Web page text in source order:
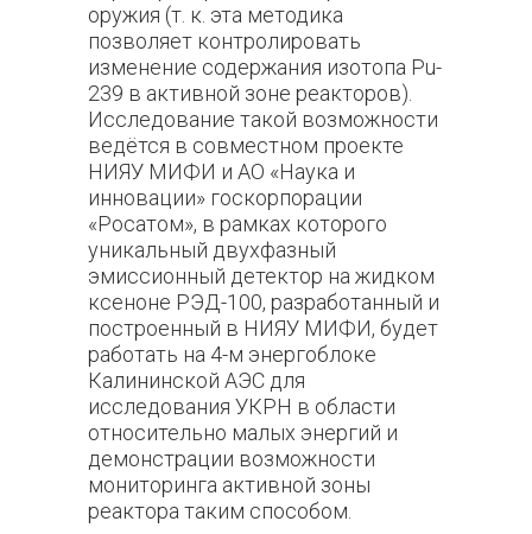
оружия (т. к. эта методика
позволяет контролировать
изменение содержания изотопа Pu-
239 в активной зоне реакторов).
Исследование такой возможности
ведётся в совместном проекте
НИЯУ МИФИ и АО «Наука и
инновации» госкорпорации
«Росатом», в рамках которого
уникальный двухфазный
эмиссионный детектор на жидком
ксеноне РЭД-100, разработанный и
построенный в НИЯУ МИФИ, будет
работать на 4-м энергоблоке
Калининской АЭС для
исследования УКРН в области
относительно малых энергий и
демонстрации возможности
мониторинга активной зоны
реактора таким способом.